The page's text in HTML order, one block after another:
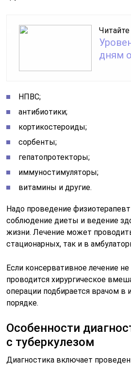
дням
НПВС;
антибиотики;
кортикостероиды;
сорбенты;
гепатопротекторы;
иммуностимуляторы;
витамины и другие.
Надо проведение
соблюдение диеты и ведение
жизни. Лечение может
стационарных, так и в
Если консервативное лечение
проводится хирургическое
операции подбирается врачом в
порядке.
Особенности
с туберкулезом
Диагностика включает